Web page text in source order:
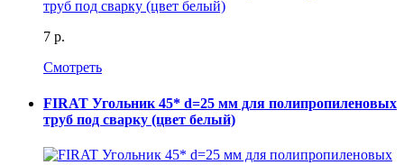
7 р.
Смотреть
FIRAT Угольник 45* d=25 мм для полипропиленовых
труб под сварку (цвет белый)